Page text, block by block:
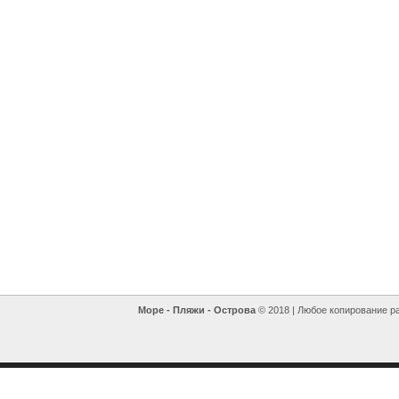
Море - Пляжи - Острова © 2018 | Любое копирование